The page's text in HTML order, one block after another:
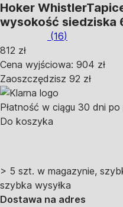
Hoker Whistler
wysokość siedziska
(16)
812 zł
Cena wyjściowa: 904 zł
Zaoszczędzisz 92 zł
Płatność w ciągu 30 dni
Do koszyka
> 5 szt. w magazynie,
szybka wysyłka
Dostawa na adres